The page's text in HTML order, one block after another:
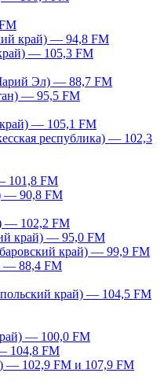
край) — 94,8 FM
— 105,3 FM
Эл) — 88,7 FM
— 95,5 FM
— 105,1 FM
республика) — 102,3
101,8 FM
— 90,8 FM
— 102,2 FM
край) — 95,0 FM
край) — 99,9 FM
— 88,4 FM
край) — 104,5 FM
— 100,0 FM
104,8 FM
— 102,9 FM и 107,9 FM